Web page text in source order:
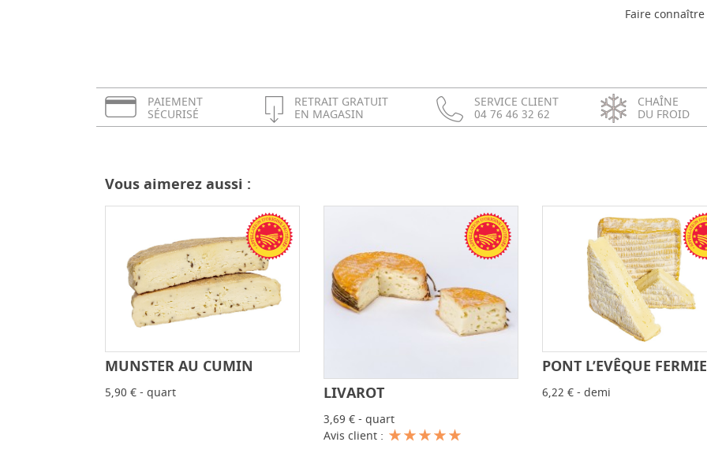
Faire
PAIEMENT
SÉCURISÉ
RETRAIT GRATUIT
EN MAGASIN
SERVICE CLIENT
04 76 46 32 62
CHAÎNE
DU FROID
Vous aimerez aussi :
-
MUNSTER AU CUMIN
5,90 € - quart LIVAROT
3,69 € - quart
Avis client :
-
PONT L’EVÊQUE
6,22 € - demi